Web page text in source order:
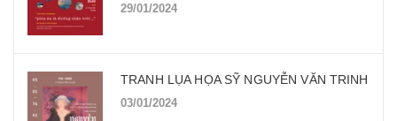
29/01/2024
TRANH LỤA HỌA SỸ NGUYỄN VĂN TRINH
03/01/2024